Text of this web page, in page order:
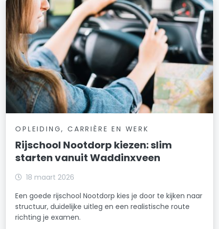
OPLEIDING, CARRIÈRE EN WERK
Rijschool Nootdorp kiezen: slim
starten vanuit Waddinxveen
18 maart 2026
Een goede rijschool Nootdorp kies je door te kijken naar
structuur, duidelijke uitleg en een realistische route
richting je examen.